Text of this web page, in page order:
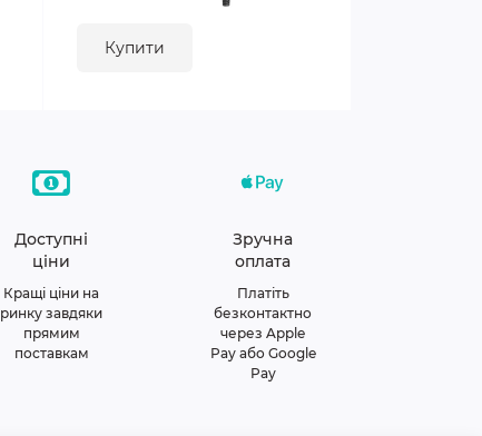
Купити
Доступні
ціни
Кращі ціни на
ринку завдяки
прямим
поставкам
Зручна
оплата
Платіть
безконтактно
через Apple
Pay або Google
Pay